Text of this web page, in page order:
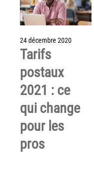
Politique de
Mentions légales
24 décembre 2020
Tarifs
postaux
2021 : ce
qui change
pour les
pros